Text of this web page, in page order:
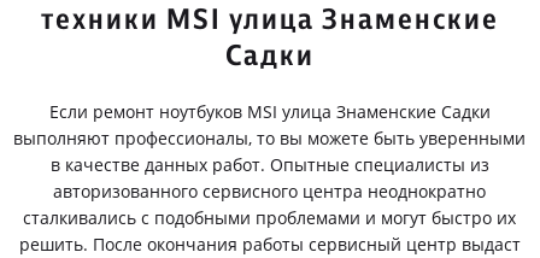
техники MSI улица Знаменские
Садки
Если ремонт ноутбуков MSI улица Знаменские Садки
выполняют профессионалы, то вы можете быть уверенными
в качестве данных работ. Опытные специалисты из
авторизованного сервисного центра неоднократно
сталкивались с подобными проблемами и могут быстро их
решить. После окончания работы сервисный центр выдаст